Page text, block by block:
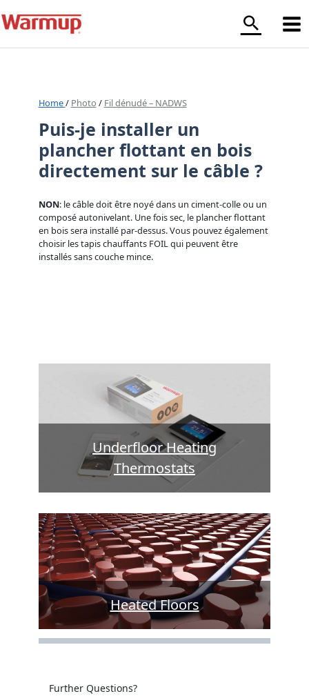
au
contenu
Home/ Photo / Fil dénudé – NADWS
Puis-je installer un
plancher flottant en bois
directement sur le câble ?
NON: le câble doit être noyé dans un ciment-colle ou un
composé autonivelant. Une fois sec, le plancher flottant
en bois sera installé par-dessus. Vous pouvez également
choisir les tapis chauffants FOIL qui peuvent être
installés sans couche mince.
Underfloor Heating
Thermostats
Heated Floors
Further Questions?